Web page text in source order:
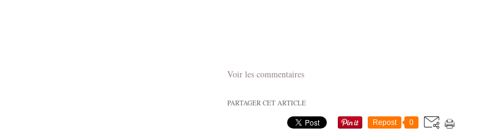
Voir les commentaires
PARTAGER CET ARTICLE
Repost 0